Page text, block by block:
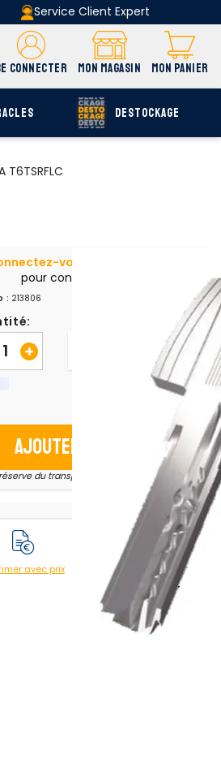
Service Client Expert
CONNECTER MON MAGASIN MON PANIER
DESTOCKAGE
vous | Inscrivez-vous
pour consulter vos prix
: 213806
+
Ajouter au panier
du transporteur
avec prix Imprimer sans prix